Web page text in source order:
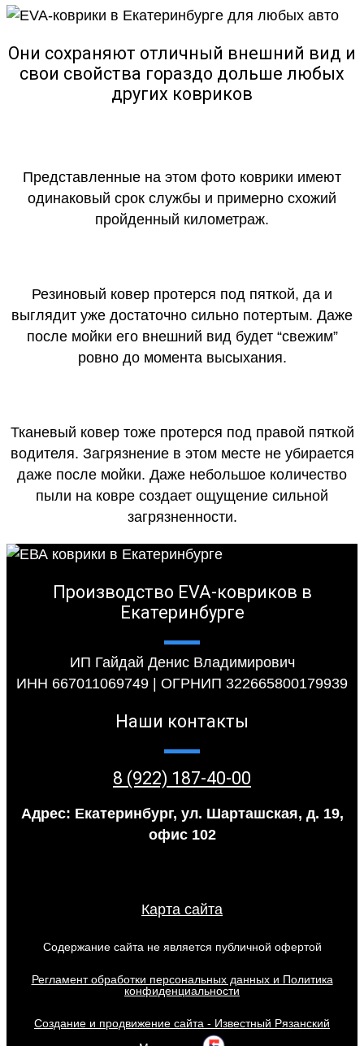
Они сохраняют отличный внешний вид и
свои свойства гораздо дольше любых
других ковриков
Представленные на этом фото коврики имеют
одинаковый срок службы и примерно схожий
пройденный километраж.
Резиновый ковер протерся под пяткой, да и
выглядит уже достаточно сильно потертым. Даже
после мойки его внешний вид будет “свежим”
ровно до момента высыхания.
Тканевый ковер тоже протерся под правой пяткой
водителя. Загрязнение в этом месте не убирается
даже после мойки. Даже небольшое количество
пыли на ковре создает ощущение сильной
загрязненности.
Производство EVA-ковриков в
Екатеринбурге
ИП Гайдай Денис Владимирович
ИНН 667011069749 | ОГРНИП 322665800179939
Наши контакты
8 (922) 187-40-00
Адрес: Екатеринбург, ул. Шарташская, д. 19,
офис 102
Карта сайта
Содержание сайта не является публичной офертой
Регламент обработки персональных данных и Политика
конфиденциальности
Создание и продвижение сайта - Известный Рязанский